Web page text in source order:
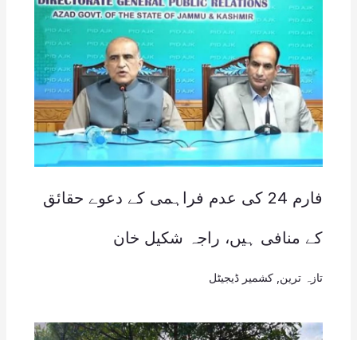
فارم 24 کی عدم فراہمی کے دعوے حقائق
کے منافی ہیں، راجہ شکیل خان
تازہ ترین کشمیر ڈیجیٹل